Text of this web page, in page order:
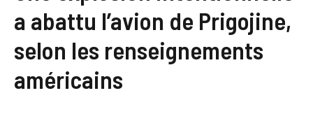
a abattu l’avion de Prigojine,
selon les renseignements
américains